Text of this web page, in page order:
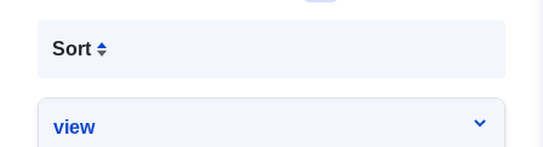
Sort
view